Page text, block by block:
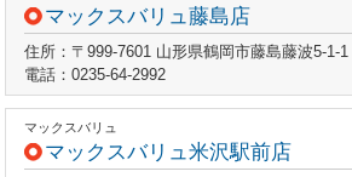
マックスバリュ藤島店
住所：〒999-7601 山形県鶴岡市藤島藤波5-1-1
電話：0235-64-2992
マックスバリュ
マックスバリュ米沢駅前店